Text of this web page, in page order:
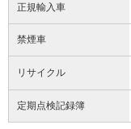
正規輸入車
禁煙車
リサイクル
定期点検記録簿